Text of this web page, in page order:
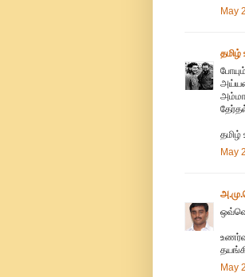
May
அய்யன்
அம்மா
May
May